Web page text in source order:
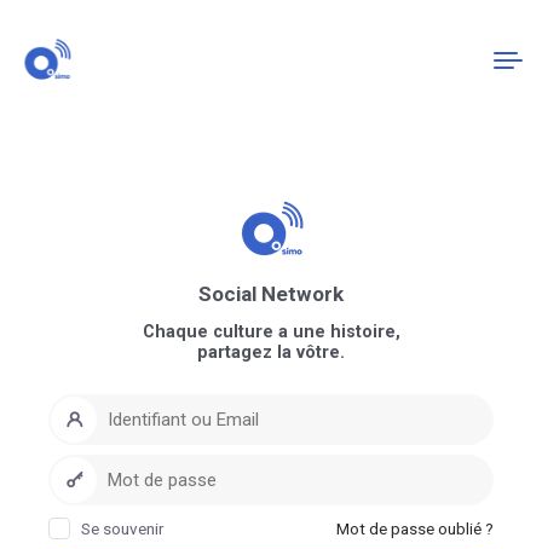
Social Network
Chaque culture a une histoire,
partagez la vôtre.
Se souvenir Mot de passe oublié ?